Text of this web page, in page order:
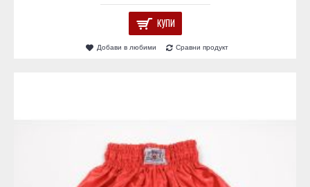
КУПИ
Добави в любими Сравни продукт